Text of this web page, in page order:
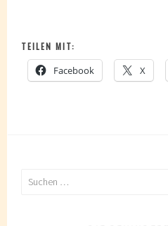
TEILEN MIT:
Facebook X
Suchen